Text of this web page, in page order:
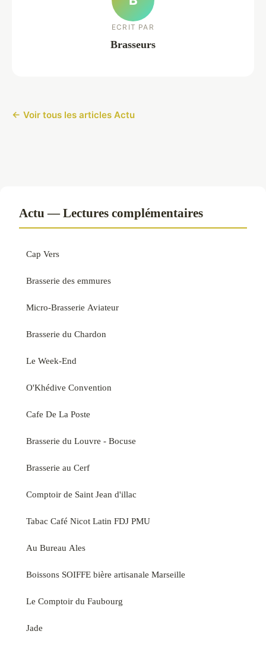
ECRIT PAR
Brasseurs
← Voir tous les articles Actu
Actu — Lectures complémentaires
Cap Vers
Brasserie des emmures
Micro-Brasserie Aviateur
Brasserie du Chardon
Le Week-End
O'Khédive Convention
Cafe De La Poste
Brasserie du Louvre - Bocuse
Brasserie au Cerf
Comptoir de Saint Jean d'illac
Tabac Café Nicot Latin FDJ PMU
Au Bureau Ales
Boissons SOIFFE bière artisanale Marseille
Le Comptoir du Faubourg
Jade